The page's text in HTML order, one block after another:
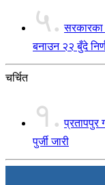
५. सरकारका
बनाउन २२ बुँदे
चर्चित
१. प्रतापपुर
पुर्जी जारी